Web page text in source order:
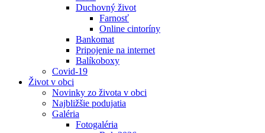
Duchovný život
Farnosť
Online cintoríny
Bankomat
Pripojenie na internet
Balíkoboxy
Covid-19
Život v obci
Novinky zo života v obci
Najbližšie podujatia
Galéria
Fotogaléria